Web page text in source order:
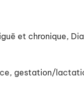
et chronique,
gestation/